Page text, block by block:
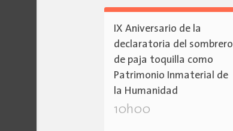
IX Aniversario de la
declaratoria del sombrero
de paja toquilla como
Patrimonio Inmaterial de
la Humanidad
10h00